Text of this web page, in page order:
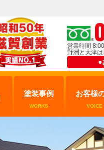
営業時間
野洲と
●
塗装事例
WORKS
お客様
VOICE